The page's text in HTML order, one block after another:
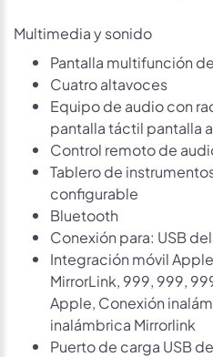
Multimedia y sonido
Pantalla multifunción
Cuatro altavoces
Equipo de audio con
pantalla táctil pantalla
Control remoto de
Tablero de
configurable
Bluetooth
Conexión para: USB
Integración móvil
MirrorLink, 999, 999,
Apple, Conexión
inalámbrica Mirrorlink
Puerto de carga USB